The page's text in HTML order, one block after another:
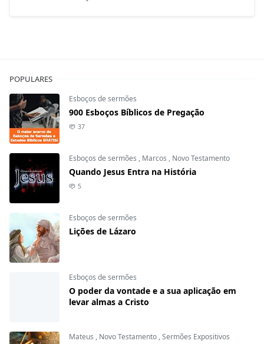
POPULARES
Esboços de sermões
900 Esboços Bíblicos de Pregação
37
Esboços de sermões , Marcos , Novo Testamento
Quando Jesus Entra na História
5
Esboços de sermões
Lições de Lázaro
Esboços de sermões
O poder da vontade e a sua aplicação em
levar almas a Cristo
Mateus , Novo Testamento ,Sermões Expositivos